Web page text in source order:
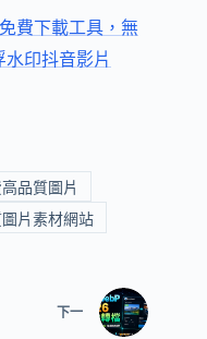
費下載工具，無
印抖音影片
品質圖片
片素材網站
下一